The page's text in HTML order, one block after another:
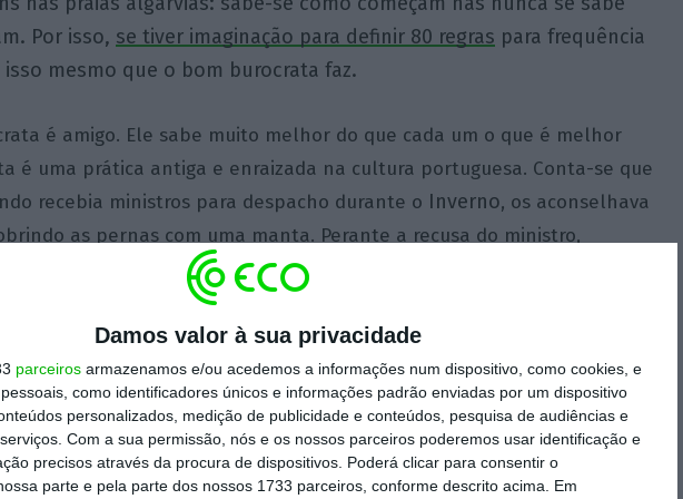
Damos valor à sua privacidade
parceiros armazenamos e/ou acedemos a informações num dispositivo, como cookies, e
como identificadores únicos e informações padrão enviadas por um dispositivo
personalizados, medição de publicidade e conteúdos, pesquisa de audiências e
Com a sua permissão, nós e os nossos parceiros poderemos usar identificação e
precisos através da procura de dispositivos. Poderá clicar para consentir o
parte e pela parte dos nossos 1733 parceiros, conforme descrito acima. Em
Por isso, se tiver imaginação para definir 80 regras para frequência
isso mesmo que o bom burocrata faz.
é amigo. Ele sabe muito melhor do que cada um o que é melhor
é uma prática antiga e enraizada na cultura portuguesa. Conta-se que
recebia ministros para despacho durante o Inverno, os aconselhava
as pernas com uma manta. Perante a recusa do ministro,
estava confortável assim, muito obrigado, o ditador insistia: “Ponha,
eles lá punham, incapazes de discernir o que era
para si.
não se atrapalha com a realidade porque é ele que faz a realidade.
vida em sociedade era muito mais fácil sem pessoas. As pessoas só
todos sabemos, com a mania de terem vontade própria.